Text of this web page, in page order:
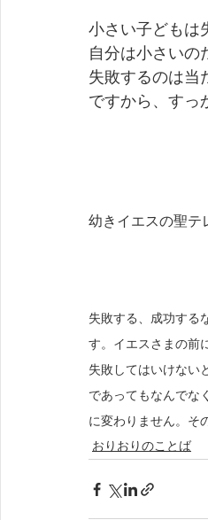
小さい子どもは
自分は小さいの
失敗するのは当
ですから、すっ
幼きイエスの聖テ
失敗する、成功する
す。イエスさまの前
失敗してはいけない
であってもなんでな
に変わりません。そ
おりおりのことば